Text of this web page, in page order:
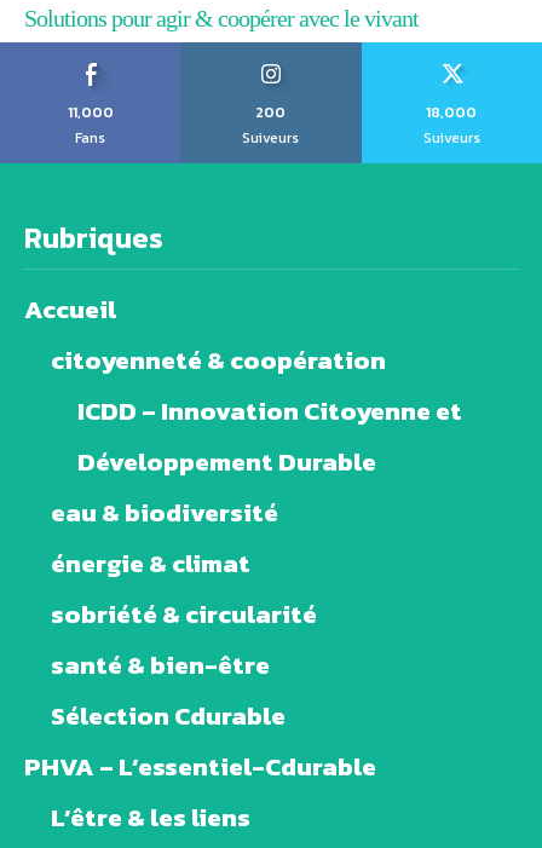
Solutions pour agir & coopérer avec le vivant
11,000
Fans
200
Suiveurs
18,000
Suiveurs
Rubriques
Accueil
citoyenneté & coopération
ICDD – Innovation Citoyenne et
Développement Durable
eau & biodiversité
énergie & climat
sobriété & circularité
santé & bien-être
Sélection Cdurable
PHVA – L’essentiel-Cdurable
L’être & les liens